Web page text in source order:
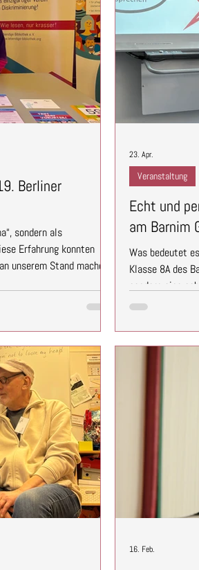
Berliner
sondern als
Erfahrung konnten
unserem Stand machen.
persönliche
Echt und
am Barnim
Was bedeutet
Klasse 8A des
sondern eine
nahm die
einem kurzen
beschäftigten
Veranstaltung
23. Apr.
16. Feb.